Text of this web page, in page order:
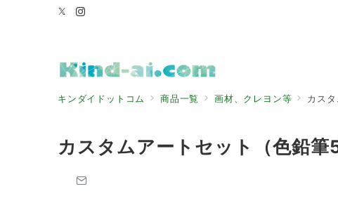
キンダイドットコム 商品一覧 画材、クレヨン等 カス
カスタムアートセット（色鉛筆